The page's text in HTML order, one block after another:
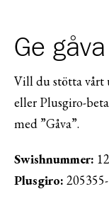
Ge
Vill du stötta vårt
eller Plusgiro-
med ”Gåva”.
Swishnummer:
Plusgiro: